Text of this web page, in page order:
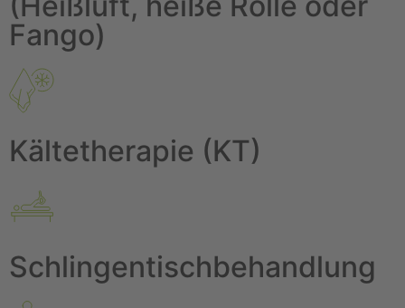
Fango)
Kältetherapie (KT)
Schlingentischbehandlung